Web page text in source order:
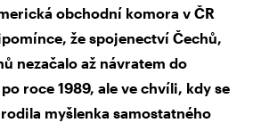
obchodní komora v ČR
že spojenectví Čechů,
nezačalo až návratem do
roce 1989, ale ve chvíli, kdy se
myšlenka samostatného